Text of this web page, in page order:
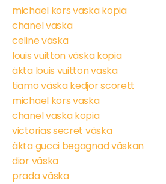
michael kors väska kopia
chanel väska
celine väska
louis vuitton väska kopia
äkta louis vuitton väska
tiamo väska kedjor scorett
michael kors väska
chanel väska kopia
victorias secret väska
äkta gucci begagnad väskan
dior väska
prada väska